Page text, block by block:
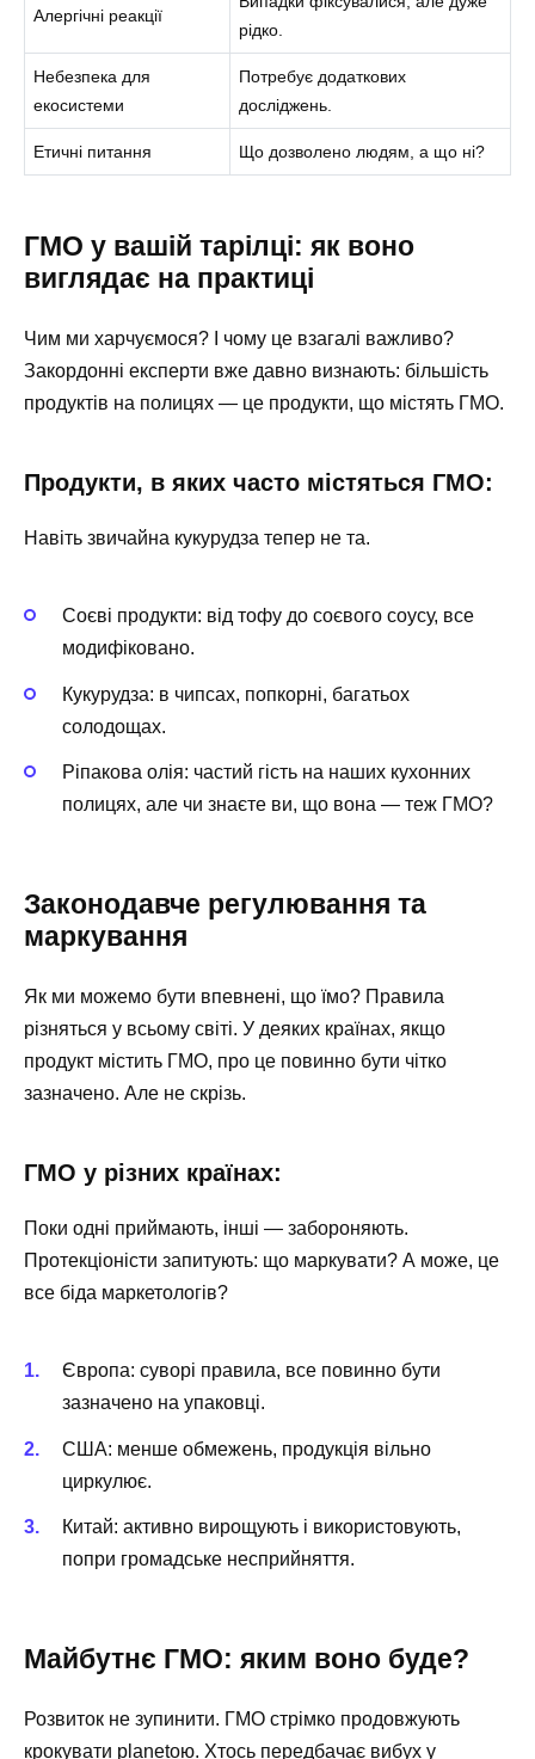
Алергічні реакції
рідко.
Небезпека для
екосистеми
Потребує додаткових
досліджень.
Етичні питання Що дозволено людям, а що ні?
ГМО у вашій тарілці: як воно
виглядає на практиці
Чим ми харчуємося? І чому це взагалі важливо?
Закордонні експерти вже давно визнають: більшість
продуктів на полицях — це продукти, що містять ГМО.
Продукти, в яких часто містяться ГМО:
Навіть звичайна кукурудза тепер не та.
Соєві продукти: від тофу до соєвого соусу, все
модифіковано.
Кукурудза: в чипсах, попкорні, багатьох
солодощах.
Ріпакова олія: частий гість на наших кухонних
полицях, але чи знаєте ви, що вона — теж ГМО?
Законодавче регулювання та
маркування
Як ми можемо бути впевнені, що їмо? Правила
різняться у всьому світі. У деяких країнах, якщо
продукт містить ГМО, про це повинно бути чітко
зазначено. Але не скрізь.
ГМО у різних країнах:
Поки одні приймають, інші — забороняють.
Протекціоністи запитують: що маркувати? А може, це
все біда маркетологів?
Європа: суворі правила, все повинно бути
зазначено на упаковці.
США: менше обмежень, продукція вільно
циркулює.
Китай: активно вирощують і використовують,
попри громадське несприйняття.
Майбутнє ГМО: яким воно буде?
Розвиток не зупинити. ГМО стрімко продовжують
крокувати planetою. Хтось передбачає вибух у